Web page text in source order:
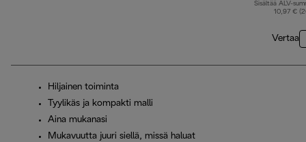
Sisältää ALV-
10,97 €
Vertaa
Hiljainen toiminta
Tyylikäs ja kompakti malli
Aina mukanasi
Mukavuutta juuri siellä, missä haluat